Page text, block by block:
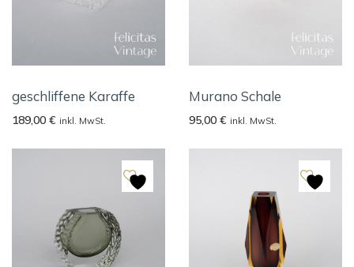
geschliffene Karaffe
189,00 € inkl. MwSt.
Murano Schale
95,00 € inkl. MwSt.